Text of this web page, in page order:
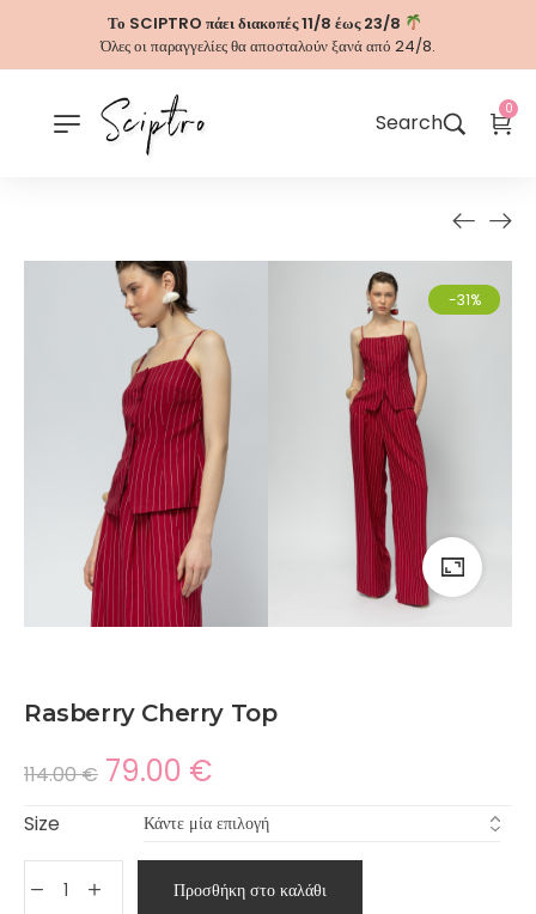
Το SCIPTRO πάει διακοπές 11/8 έως 23/8
Όλες οι παραγγελίες θα αποσταλούν ξανά από 24/8.
Search
0
-31%
Rasberry Cherry Top
114.00€ 79.00 €
Size
Προσθήκη στο καλάθι